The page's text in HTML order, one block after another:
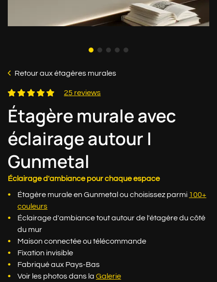
Retour aux étagères murales
25 reviews
Étagère murale avec
éclairage autour |
Gunmetal
Éclairage d'ambiance pour chaque espace
Étagère murale en Gunmetal ou choisissez parmi 100+
couleurs
Éclairage d'ambiance tout autour de l'étagère du côté
du mur
Maison connectée ou télécommande
Fixation invisible
Fabriqué aux Pays-Bas
Voir les photos dans la Galerie